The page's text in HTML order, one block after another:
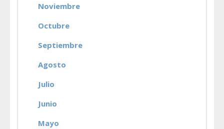
Noviembre
Octubre
Septiembre
Agosto
Julio
Junio
Mayo